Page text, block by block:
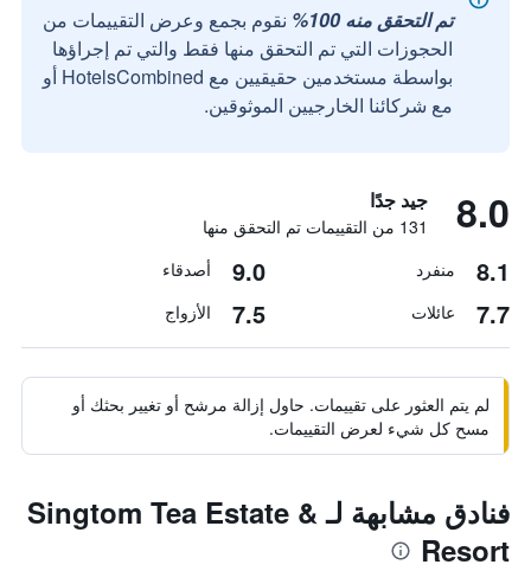
تم التحقق منه 100%
نقوم بجمع وعرض التقييمات من
الحجوزات التي تم التحقق منها فقط والتي تم إجراؤها
بواسطة مستخدمين حقيقيين مع HotelsCombined أو
مع شركائنا الخارجيين الموثوقين.
8.0 جيد جدًا
131 من التقييمات تم التحقق منها
8.1 منفرد 9.0 أصدقاء
7.7 عائلات 7.5 الأزواج
لم يتم العثور على تقييمات. حاول إزالة مرشح أو تغيير بحثك أو
مسح كل شيء لعرض التقييمات.
فنادق مشابهة لـ Singtom Tea Estate &
Resort